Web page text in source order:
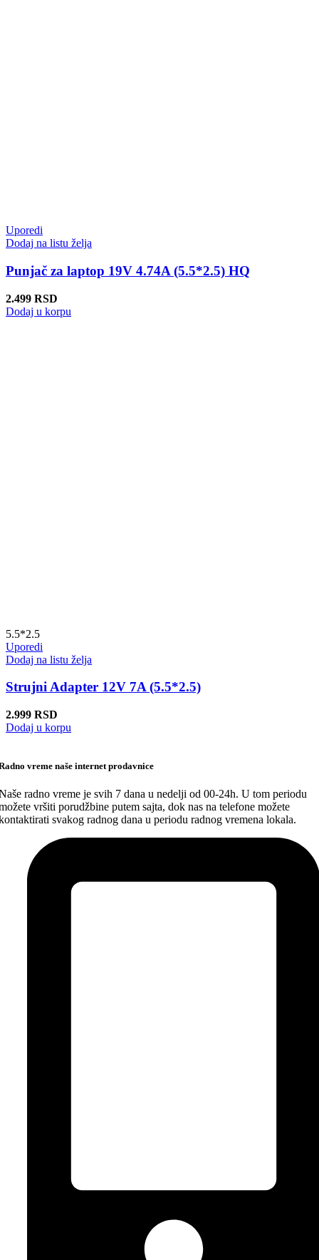
Uporedi
Dodaj na listu želja
Punjač za laptop 19V 4.74A (5.5*2.5) HQ
2.499 RSD
Dodaj u korpu
5.5*2.5
Uporedi
Dodaj na listu želja
Strujni Adapter 12V 7A (5.5*2.5)
2.999 RSD
Dodaj u korpu
vreme naše internet prodavnice
radno vreme je svih 7 dana u nedelji od 00-24h. U tom periodu
vršiti porudžbine putem sajta, dok nas na telefone možete
svakog radnog dana u periodu radnog vremena lokala.